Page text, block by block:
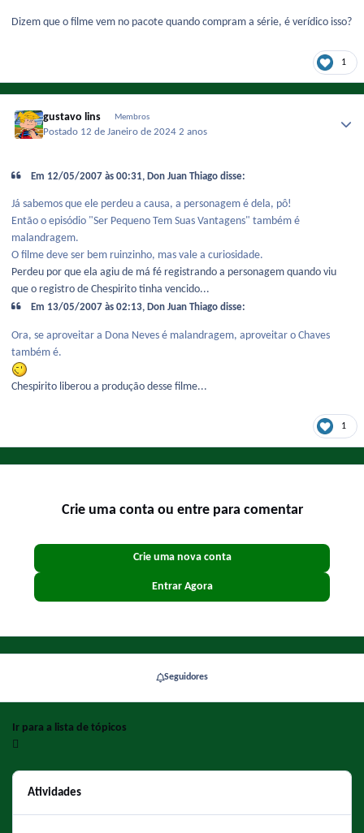
Dizem que o filme vem no pacote quando compram a série, é verídico isso?
1
gustavo lins Membros
Postado 12 de Janeiro de 20242 anos
Em 12/05/2007 às 00:31, Don Juan Thiago disse:
Já sabemos que ele perdeu a causa, a personagem é dela, pô!
Então o episódio "Ser Pequeno Tem Suas Vantagens" também é
malandragem.
O filme deve ser bem ruinzinho, mas vale a curiosidade.
Perdeu por que ela agiu de má fé registrando a personagem quando viu
que o registro de Chespirito tinha vencido...
Em 13/05/2007 às 02:13, Don Juan Thiago disse:
Ora, se aproveitar a Dona Neves é malandragem, aproveitar o Chaves
também é.
Chespirito liberou a produção desse filme...
1
Crie uma conta ou entre para comentar
Crie uma nova conta
Entrar Agora
Seguidores
Ir para a lista de tópicos
Atividades